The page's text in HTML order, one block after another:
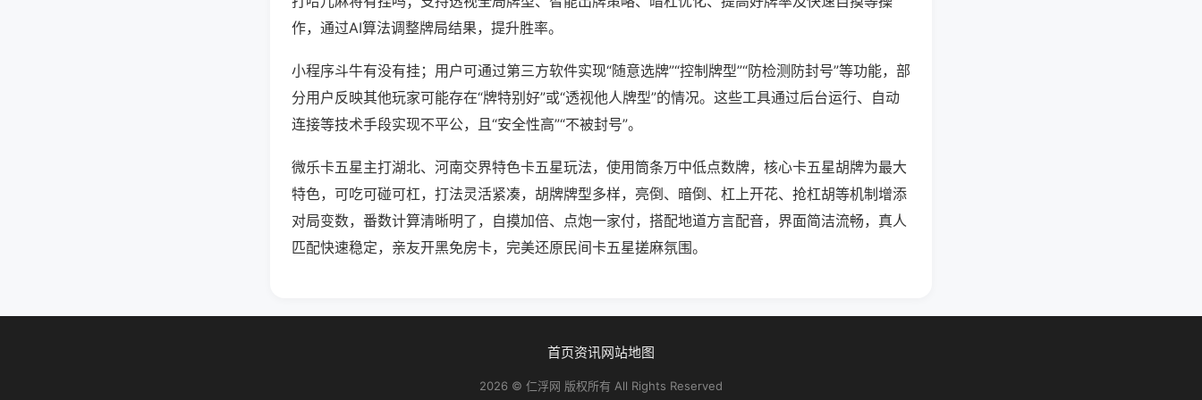
作，通过AI算法调整牌局结果，提升胜率。
小程序斗牛有没有挂；用户可通过第三方软件实现“随意选牌”“控制牌型”“防检测防封号”等功能，部
分用户反映其他玩家可能存在“牌特别好”或“透视他人牌型”的情况。这些工具通过后台运行、自动
连接等技术手段实现不平公，且“安全性高”“不被封号”。
微乐卡五星主打湖北、河南交界特色卡五星玩法，使用筒条万中低点数牌，核心卡五星胡牌为最大
特色，可吃可碰可杠，打法灵活紧凑，胡牌牌型多样，亮倒、暗倒、杠上开花、抢杠胡等机制增添
对局变数，番数计算清晰明了，自摸加倍、点炮一家付，搭配地道方言配音，界面简洁流畅，真人
匹配快速稳定，亲友开黑免房卡，完美还原民间卡五星搓麻氛围。
首页资讯网站地图
2026 © 仁浮网 版权所有 All Rights Reserved